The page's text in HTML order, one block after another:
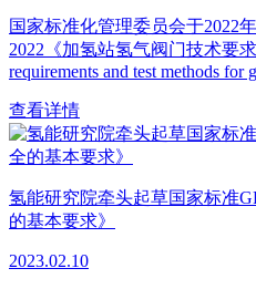
国家标准化管理委员会于2022
2022《加氢站氢气阀门技术要
requirements and test methods for
查看详情
氢能研究院牵头起草国家标准
的基本要求》
2023.02.10